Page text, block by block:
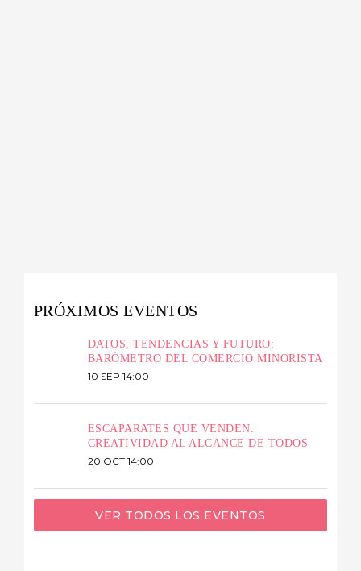
PRÓXIMOS EVENTOS
DATOS, TENDENCIAS Y FUTURO:
BARÓMETRO DEL COMERCIO MINORISTA
10 SEP 14:00
ESCAPARATES QUE VENDEN:
CREATIVIDAD AL ALCANCE DE TODOS
20 OCT 14:00
VER TODOS LOS EVENTOS